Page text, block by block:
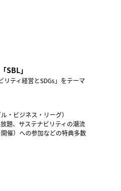
SBL」
ティ経営とSDGs」をテーマ
・ビジネス・リーグ）
題、サステナビリティの潮流
催）への参加などの特典多数